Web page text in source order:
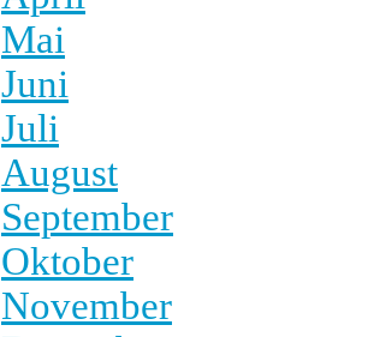
Mai
Juni
Juli
August
September
Oktober
November